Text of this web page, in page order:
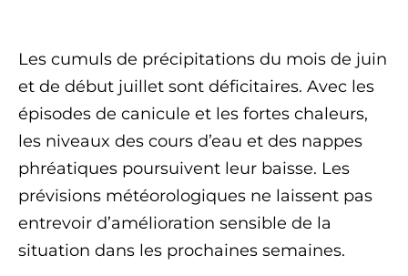
Les cumuls de précipitations du mois de juin
et de début juillet sont déficitaires. Avec les
épisodes de canicule et les fortes chaleurs,
les niveaux des cours d’eau et des nappes
phréatiques poursuivent leur baisse. Les
prévisions météorologiques ne laissent pas
entrevoir d’amélioration sensible de la
situation dans les prochaines semaines.